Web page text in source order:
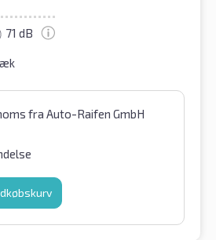
71 dB
fra Auto-Raifen GmbH